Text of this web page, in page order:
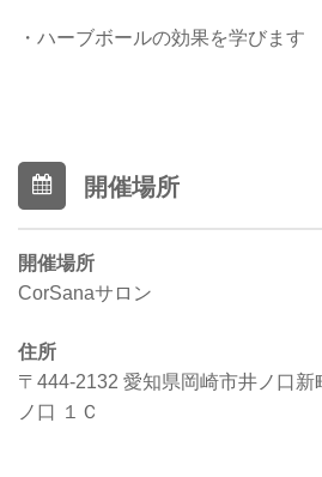
・ハーブボールの効果を学びます
開催場所
開催場所
CorSanaサロン
住所
〒444-2132 愛知県岡崎市井ノ口
ノ口 １Ｃ